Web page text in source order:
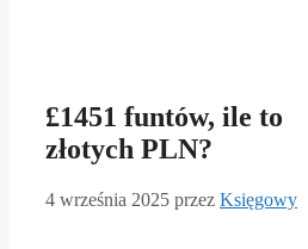
£1451 funtów, ile to
złotych PLN?
4 września 2025 przez Księgowy